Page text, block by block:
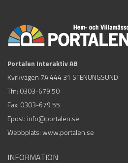
Portalen Interaktiv AB
Kyrkvägen 7A 444 31 STENUNGSUND
Tfn: 0303-679 50
Fax: 0303-679 55
Epost: info@portalen.se
Webbplats: www.portalen.se
INFORMATION